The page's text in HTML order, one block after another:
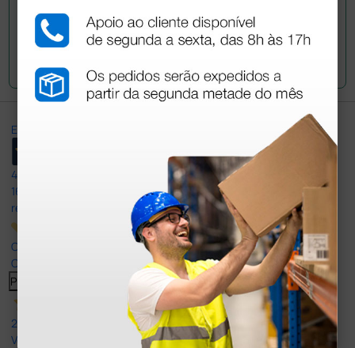
Excellent
4,8
165
reviews
Our 4 and 5 star reviews.
Click here to read them all >
Previous
27 Jul 2026
Very good